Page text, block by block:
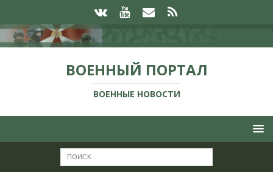
ВОЕННЫЙ ПОРТАЛ
ВОЕННЫЕ НОВОСТИ